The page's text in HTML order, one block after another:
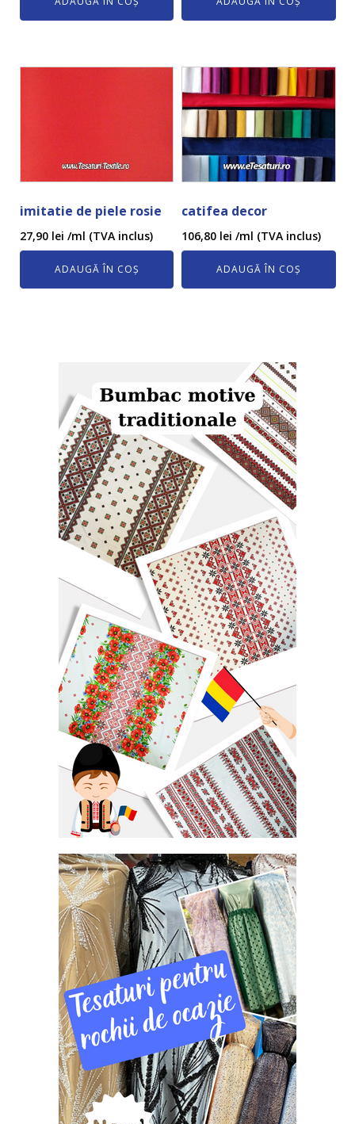
imitatie de piele rosie
27,90 lei /ml (TVA inclus)
ADAUGĂ ÎN COȘ
catifea decor
106,80 lei /ml (TVA inclus)
ADAUGĂ ÎN COȘ